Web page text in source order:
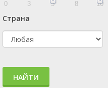
0 3 5 8 10
Страна
НАЙТИ